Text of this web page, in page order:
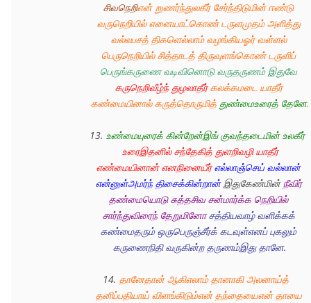
சிவநெறிஎன் றுணர்ந்துலகீர் சேர்ந்திடுமின் ஈண்டு
வருநெறியில் எனையாட்கொண் டருளமுதம் அளித்து
வல்லபசத் திகளெல்லாம் வழங்கியஓர் வள்ளல்
பெருநெறியில் சித்தாடத் திருவுளங்கொண் டருளிப்
பெருங்கருணை வடிவினொடு வருதருணம் இதுவே
கருநெறிவீழ்ந் துழலாதீர் கலக்கமடை யாதீர்
கண்மையினால் கருத்தொருமித் துண்மைஉரைத் தேனே.
13. உண்மையுரைக் கின்றேன்இங் குவந்தடைமின் உலகீர்
உரைஇதனில் சந்தேகித் துளறிவழி யாதீர்
எண்மையினான் எனநினையீர் எல்லாஞ்செய் வல்லான்
என்னுள்அமர்ந் திசைக்கின்றான் இதுகேண்மின் நீவிர்
தண்மையொடு சுத்தசிவ சன்மார்க்க நெறியில்
சார்ந்துவிரைந் தேறுமினோ சத்தியவாழ் வளிக்கக்
கண்மைதரும் ஒருபெருஞ்சீர்க் கடவுள்எனப் புகலும்
கருணைநிதி வருகின்ற தருணம்இது தானே.
14. தானேதான் ஆகிஎலாம் தானாகி அலனாய்த்
தனிப்பதியாய் விளங்கிடும்என் தந்தையைஎன் தாயை